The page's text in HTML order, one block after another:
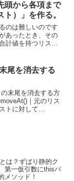
頭から各項まで
）」を作る。
のは難しいのです
あったとき、その
計値を持つリスト
{1 ,2 ,3 ,4...
尾を消去する
末尾を消去する方
｜元のリス
トに対して
は？ずばり静的ク
第一仮引数にthisパ
メソッド！